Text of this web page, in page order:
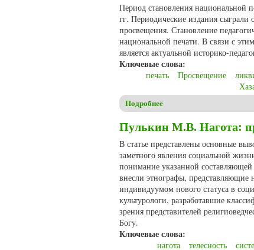
Период становления национальной
гг. Периодические издания
просвещения. Становление
национальной печати. В связи с
является актуальной историко-
Ключевые слова:
печать Просвещение
Подробнее
Пулькин М.В. Нагота:
В статье представлены основные
заметного явления социальной
понимание указанной
внесли этнографы, представляющие
индивидуумом нового статуса в
культурологи, разработавшие
зрения представителей
Богу.
Ключевые слова:
нагота телесность